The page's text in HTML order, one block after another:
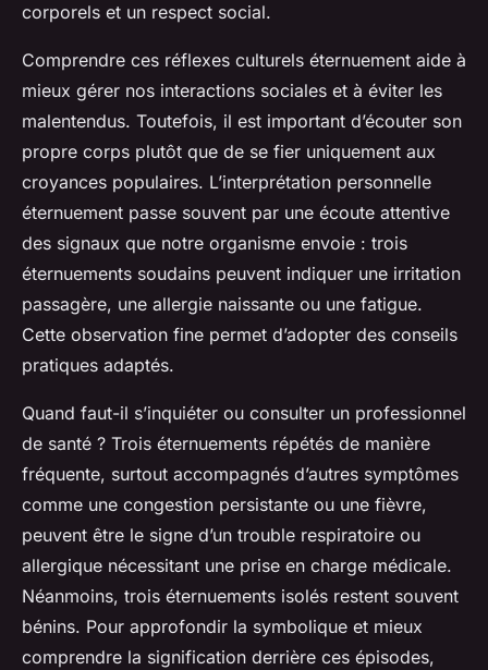
corporels et un respect social.
Comprendre ces réflexes culturels éternuement aide à
mieux gérer nos interactions sociales et à éviter les
malentendus. Toutefois, il est important d’écouter son
propre corps plutôt que de se fier uniquement aux
croyances populaires. L’interprétation personnelle
éternuement passe souvent par une écoute attentive
des signaux que notre organisme envoie : trois
éternuements soudains peuvent indiquer une irritation
passagère, une allergie naissante ou une fatigue.
Cette observation fine permet d’adopter des conseils
pratiques adaptés.
Quand faut-il s’inquiéter ou consulter un professionnel
de santé ? Trois éternuements répétés de manière
fréquente, surtout accompagnés d’autres symptômes
comme une congestion persistante ou une fièvre,
peuvent être le signe d’un trouble respiratoire ou
allergique nécessitant une prise en charge médicale.
Néanmoins, trois éternuements isolés restent souvent
bénins. Pour approfondir la symbolique et mieux
comprendre la signification derrière ces épisodes,